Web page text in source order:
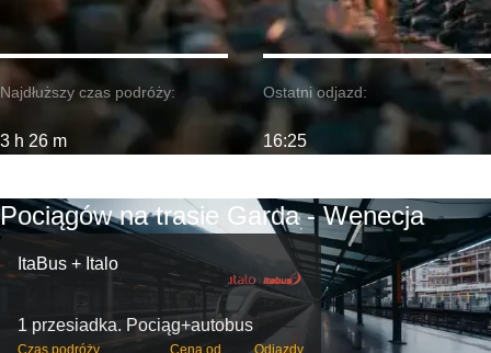
Najdłuższy czas podróży:
3 h 26 m
Ostatni odjazd:
16:25
Pociągów na trasie Garda - Wenecja
ItaBus + Italo
1 przesiadka. Pociąg+autobus
Czas podróży Cena od Odjazdy